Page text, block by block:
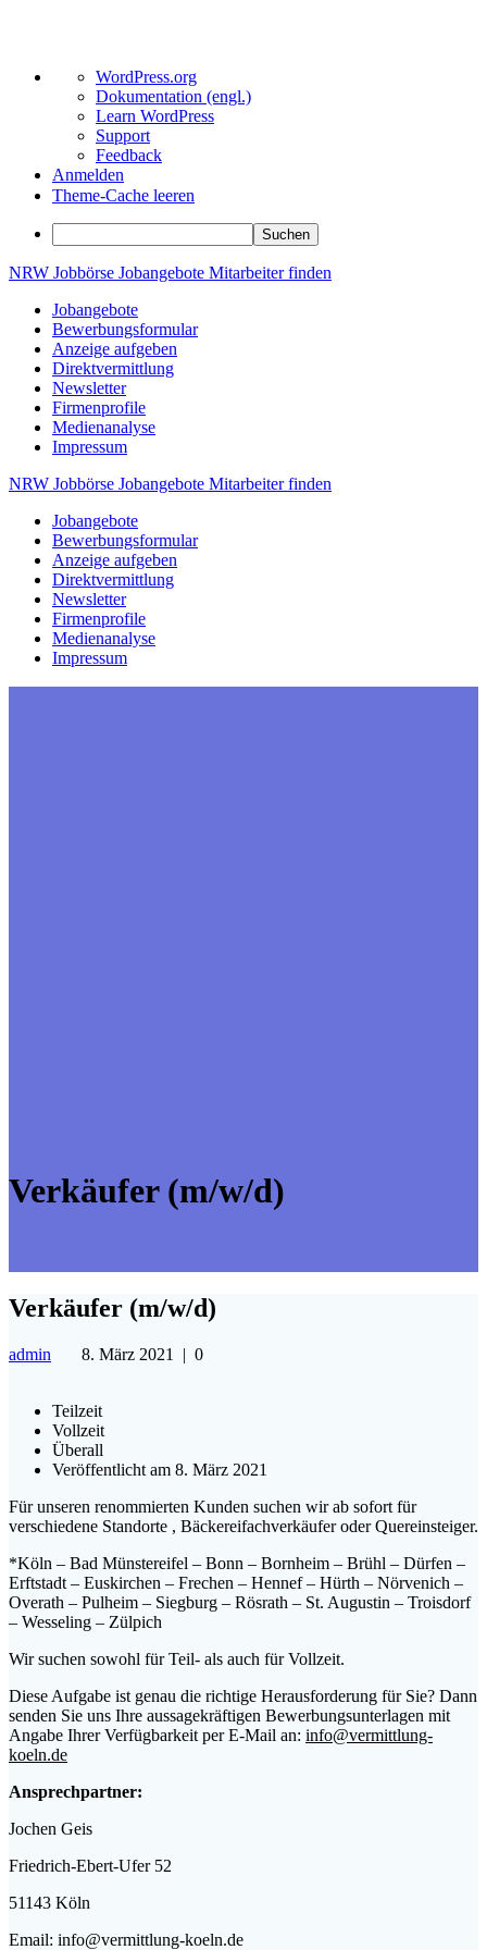
Über
WordPress
WordPress.org
Dokumentation (engl.)
Learn WordPress
Support
Feedback
Anmelden
Theme-Cache leeren
Suchen
Zum
springen
NRW Jobbörse Jobangebote Mitarbeiterfinden
Jobangebote
Bewerbungsformular
Anzeige aufgeben
Direktvermittlung
Newsletter
Firmenprofile
Medienanalyse
Impressum
NRW Jobbörse Jobangebote Mitarbeiterfinden
Jobangebote
Bewerbungsformular
Anzeige aufgeben
Direktvermittlung
Newsletter
Firmenprofile
Medienanalyse
Impressum
Verkäufer (m/w/d)
Verkäufer (m/w/d)
admin 8. März 2021 | 0
Teilzeit
Vollzeit
Überall
Veröffentlicht am 8. März 2021
Für unseren renommierten Kunden suchen wir ab sofort für
verschiedene Standorte , Bäckereifachverkäufer oder Quereinsteiger.
*Köln – Bad Münstereifel – Bonn – Bornheim – Brühl – Dürfen –
Erftstadt – Euskirchen – Frechen – Hennef – Hürth – Nörvenich –
Overath – Pulheim – Siegburg – Rösrath – St. Augustin – Troisdorf
– Wesseling – Zülpich
Wir suchen sowohl für Teil- als auch für Vollzeit.
Diese Aufgabe ist genau die richtige Herausforderung für Sie? Dann
senden Sie uns Ihre aussagekräftigen Bewerbungsunterlagen mit
Angabe Ihrer Verfügbarkeit per E-Mail an: info@vermittlung-
koeln.de
Ansprechpartner:
Jochen Geis
Friedrich-Ebert-Ufer 52
51143 Köln
Email: info@vermittlung-koeln.de